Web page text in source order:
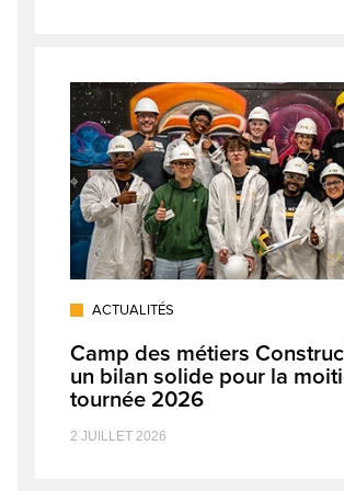
ACTUALITÉS
Camp des métiers
un bilan solide pour la
tournée 2026
2 JUILLET 2026